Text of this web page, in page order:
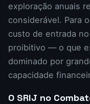
exploração anuais
considerável. Para
custo de entrada
proibitivo — o que
dominado por
capacidade
O SRIJ no